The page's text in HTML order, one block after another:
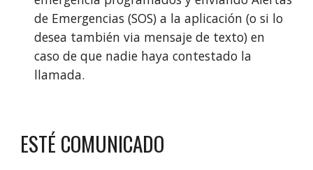
de Emergencias (SOS) a la aplicación (o si lo
desea también via mensaje de texto) en
caso de que nadie haya contestado la
llamada.
ESTÉ COMUNICADO